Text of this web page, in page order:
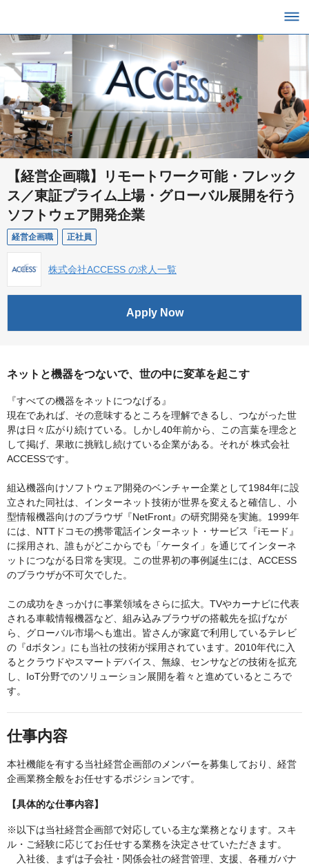
【経営企画職】リモートワーク可能・フレック
ス／東証プライム上場・グローバル展開を行う
ソフトウェア開発企業
経営企画職 正社員
株式会社ACCESS の求人一覧
Apply Now
ネットと機器をつないで、世の中に変革を起こす
『すべての機器をネットにつなげる』
現在であれば、その意味するところを理解できるし、つながった世
界は日々広がり続けている。しかし40年前から、この言葉を理念と
して掲げ、果敢に挑戦し続けている企業がある。それが 株式会社
ACCESSです。
組込機器向けソフトウェア開発のベンチャー企業として1984年に設
立された同社は、インターネット技術が世界を変えると確信し、小
型情報機器向けのブラウザ『NetFront』の研究開発を実施。1999年
には、NTTドコモの携帯電話インターネット・サービス『iモード』
に採用され、誰もがどこからでも「ケータイ」を通じてインターネ
ットにつながる日常を実現。この世界初の事例誕生には、ACCESS
のブラウザが不可欠でした。
この成功をきっかけに事業領域をさらに拡大。TVやカーナビに代表
される車載情報機器など、組み込みブラウザの搭載先を拡げなが
ら、グローバル市場へも進出。皆さんが家庭で利用しているテレビ
の『dボタン』にも当社の技術が採用されています。2010年代に入
るとクラウドやスマートデバイス、無線、センサなどの技術を拡充
し、IoT分野でのソリューション展開を着々と進めているところで
す。
仕事内容
本社機能を有する当社経営企画部のメンバーを募集しており、経営
企画業務全般をお任せするポジションです。
【具体的な仕事内容】
※以下は当社経営企画部で対応している主な業務となります。スキ
ル・ご経験に応じてお任せする業務を決定させていただきます。
入社後、まずは子会社・関係会社の経営管理、支援、各種ガバナ